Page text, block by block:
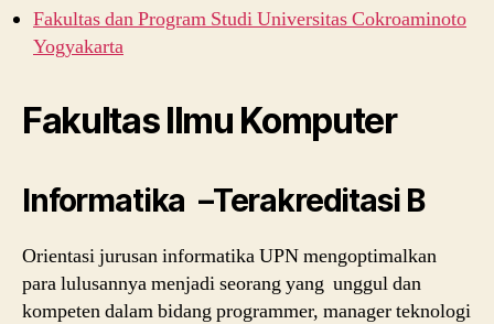
Fakultas dan Program Studi Universitas Cokroaminoto
Yogyakarta
Fakultas Ilmu Komputer
Informatika –Terakreditasi B
Orientasi jurusan informatika UPN mengoptimalkan
para lulusannya menjadi seorang yang unggul dan
kompeten dalam bidang programmer, manager teknologi